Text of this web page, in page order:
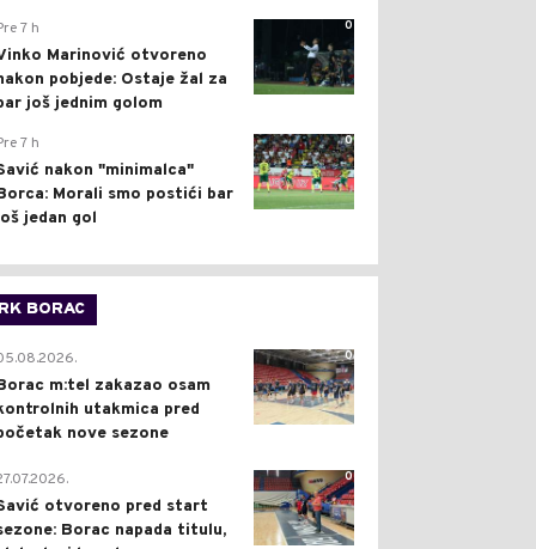
0
7 h
Marinović otvoreno
pobjede: Ostaje žal za
još jednim golom
0
7 h
nakon "minimalca"
Morali smo postići bar
jedan gol
RK BORAC
0
m:tel zakazao osam
utakmica pred
nove sezone
0
otvoreno pred start
Borac napada titulu,